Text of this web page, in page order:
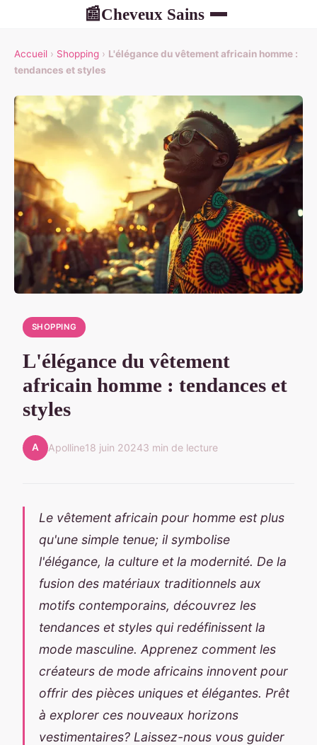
📰Cheveux Sains
Accueil › Shopping › L'élégance du vêtement africain homme :
tendances et styles
SHOPPING
L'élégance du vêtement
africain homme : tendances et
styles
A Apolline18 juin 20243 min de lecture
Le vêtement africain pour homme est plus
qu'une simple tenue; il symbolise
l'élégance, la culture et la modernité. De la
fusion des matériaux traditionnels aux
motifs contemporains, découvrez les
tendances et styles qui redéfinissent la
mode masculine. Apprenez comment les
créateurs de mode africains innovent pour
offrir des pièces uniques et élégantes. Prêt
à explorer ces nouveaux horizons
vestimentaires? Laissez-nous vous guider